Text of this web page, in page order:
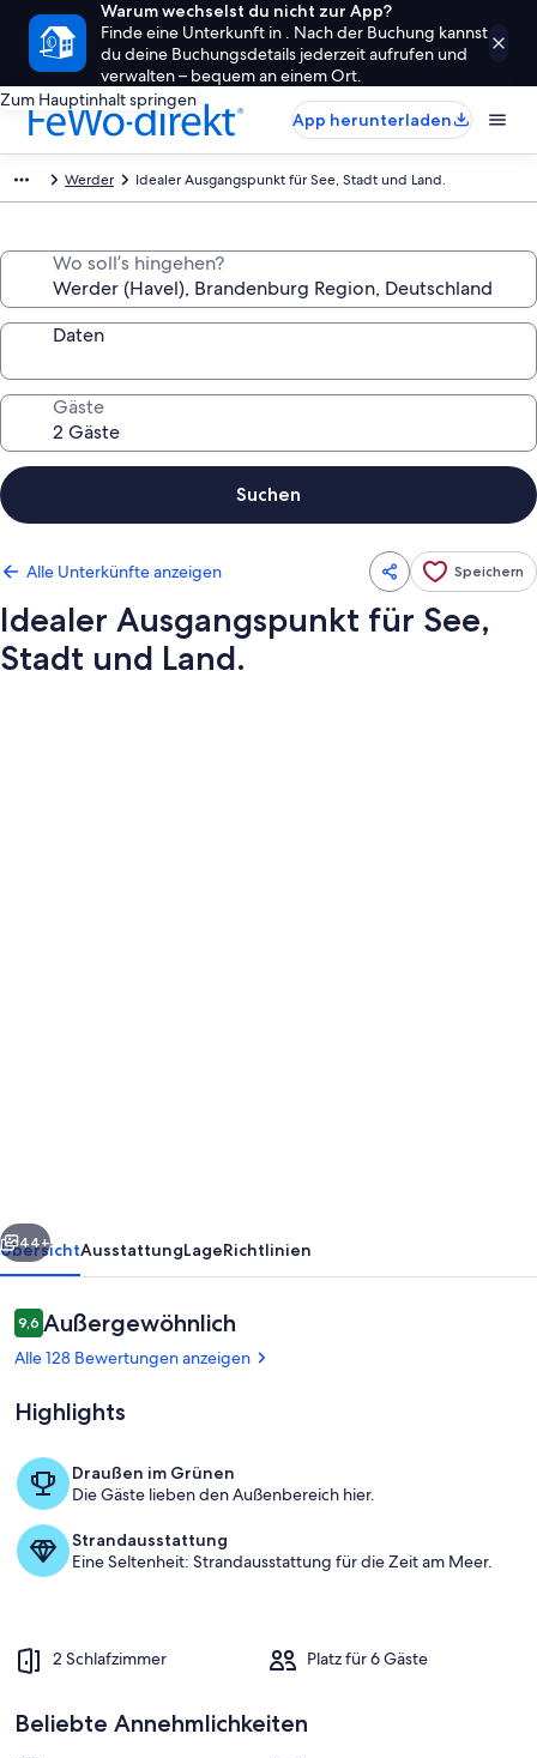
Warum wechselst du nicht zur App?
Finde eine Unterkunft in . Nach der Buchung kannst
du deine Buchungsdetails jederzeit aufrufen und
verwalten – bequem an einem Ort.
Zum Hauptinhalt springen
App herunterladen
Werder Idealer Ausgangspunkt für See, Stadt und Land.
Wo soll’s hingehen?
Daten
Gäste
Suchen
Alle Unterkünfte anzeigen Speichern
Idealer Ausgangspunkt für See,
Stadt und Land.
Land.
Im Wintergarten.
Weiter
44+
ÜbersichtAusstattungLageRichtlinien
Bewertungen
9,69,6 von 10.
Außergewöhnlich
Alle 128 Bewertungen anzeigen
Highlights
Draußen im Grünen
Die Gäste lieben den Außenbereich hier.
Strandausstattung
Eine Seltenheit: Strandausstattung für die Zeit am Meer.
2 Schlafzimmer Platz für 6 Gäste
Beliebte Annehmlichkeiten